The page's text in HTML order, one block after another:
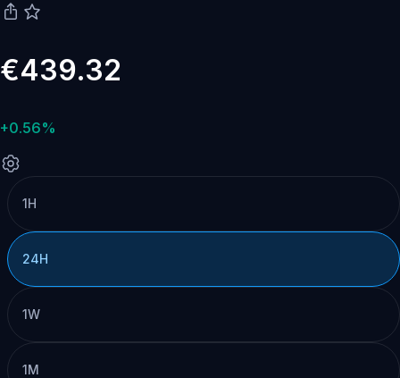
€439.32
+0.56%
1H
24H
1W
1M